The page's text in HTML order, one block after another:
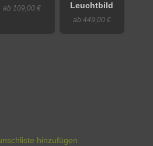
ab 109,00 €
Leuchtbild
ab 449,00 €
hinzufügen